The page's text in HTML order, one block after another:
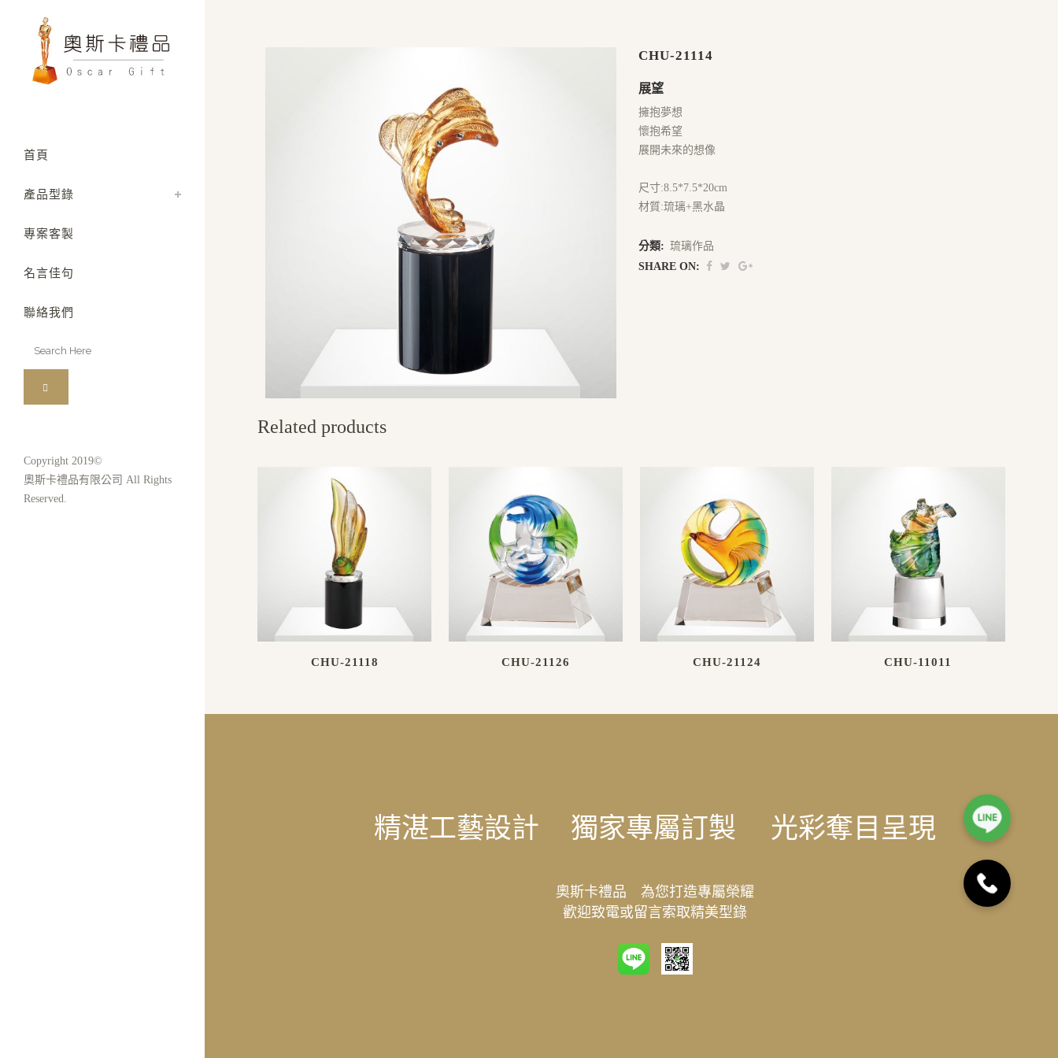
首頁
產品型錄
專案客製
名言佳句
聯絡我們
Copyright 2019©
奧斯卡禮品有限公司 All Rights
Reserved.
CHU-21114
展望
擁抱夢想
懷抱希望
展開未來的想像
尺寸:8.5*7.5*20cm
材質:琉璃+黑水晶
分類: 琉璃作品
SHARE ON:
Related products
CHU-21118 CHU-21126 CHU-21124 CHU-11011
精湛工藝設計 獨家專屬訂製 光彩奪目呈現
奧斯卡禮品 為您打造專屬榮耀
歡迎致電或留言索取精美型錄